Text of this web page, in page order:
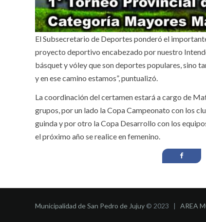
El Subsecretario de Deportes ponderó el
proyecto deportivo encabezado por nuestro
básquet y vóley que son deportes populares, sino
y en ese camino estamos”, puntualizó.
La coordinación del certamen estará a cargo de
grupos, por un lado la Copa Campeonato con los
guinda y por otro la Copa Desarrollo con los
el próximo año se realice en femenino.
Municipalidad de San Pedro de Jujuy © 2023 | AREA